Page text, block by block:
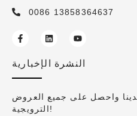
0086 13858364637
النشرة الإخبارية
واحصل على جميع العروض
الترويجية!